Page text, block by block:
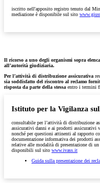
iscritto nell'apposito registro tenuto dal
mediazione è disponibile sul sito
Il ricorso a uno degli organismi sopra
all’autorità giudiziaria.
Per l’attività di distribuzione assicurativa
sia soddisfatto del riscontro al reclamo
risposta da parte della stessa entro i termini
Istituto per la Vigilanza
consultabile per l’attività di distribuzione
assicurativi danni e ai prodotti assicurativi
nonché per questioni attinenti al rapporto
documentazione informativa dei prodotti
relative alle modalità di presentazione di
disponibili sul sito www.ivass.it
Guida sulla presentazione dei